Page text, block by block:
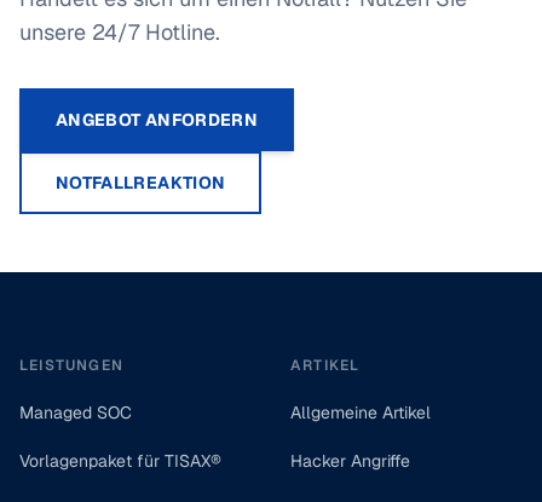
unsere 24/7 Hotline.
ANGEBOT ANFORDERN
NOTFALLREAKTION
LEISTUNGEN
Managed SOC
Vorlagenpaket für TISAX®
ARTIKEL
Allgemeine Artikel
Hacker Angriffe